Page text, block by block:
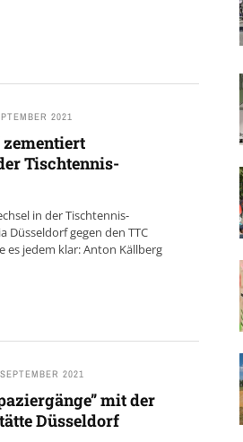
2021
Tischtennis-
in der Tischtennis-
Düsseldorf gegen den TTC
es jedem klar: Anton Källberg
2021
mit der
Düsseldorf